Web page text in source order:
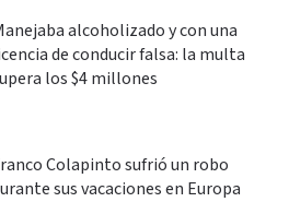
alcoholizado y con una
de conducir falsa: la multa
los $4 millones
Colapinto sufrió un robo
sus vacaciones en Europa